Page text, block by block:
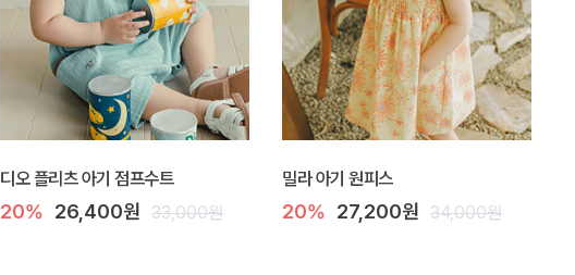
디오 플리츠 아기 점프수트
20% 26,400원 33,000원
밀라 아기 원피스
20% 27,200원 34,000원